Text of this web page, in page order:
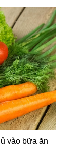
vào bữa ăn